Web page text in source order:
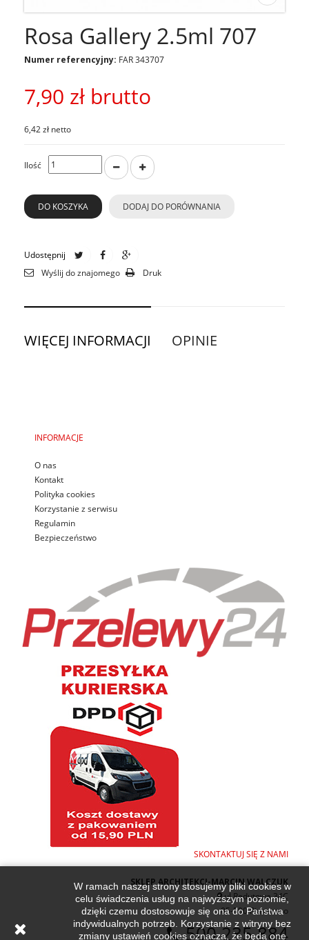
Rosa Gallery 2.5ml 707
Numer referencyjny: FAR 343707
7,90 zł brutto
6,42 zł netto
Ilość
DO KOSZYKA DODAJ DO PORÓWNANIA
Udostępnij
Wyślij do znajomego
Druk
WIĘCEJ INFORMACJI OPINIE
INFORMACJE
O nas
Kontakt
Polityka cookies
Korzystanie z serwisu
Regulamin
Bezpieczeństwo
W ramach naszej strony stosujemy pliki cookies w
celu świadczenia usług na najwyższym poziomie,
dzięki czemu dostosowuje się ona do Państwa
indywidualnych potrzeb. Korzystanie z witryny bez
zmiany ustawień cookies oznacza, że będą one
SKONTAKTUJ SIĘ Z NAMI
SKLEP ARCHITEKCI-MARCIN WALCZUK
ul.Redutowa 34C
05-500 Piaseczno
500 235 884